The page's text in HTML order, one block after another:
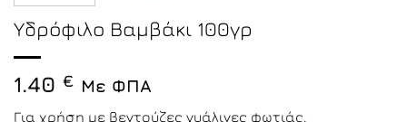
Υδρόφιλο Βαμβάκι 100γρ
1.40 € Με ΦΠΑ
Για χρήση με βεντούζες γυάλινες φωτιάς.